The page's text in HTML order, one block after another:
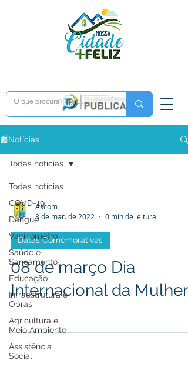
📰Notícias
Todas notícias
COVD-19
Dengue
Vacinômetro
Saúde e
Saneamento
Educação
Infraestrutura e
Obras
Agricultura e
Meio Ambiente
Assistência
Social
Todas notícias
Ascom
8 de mar. de 2022
0 min de leitura
Datas Comemorativas
08 de março Dia
Internacional da Mulher